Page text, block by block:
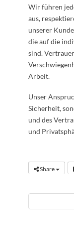
Wir führen
aus,
unserer
die auf die
sind.
Arbeit.
Unser
Sicherheit,
und des
und
Share